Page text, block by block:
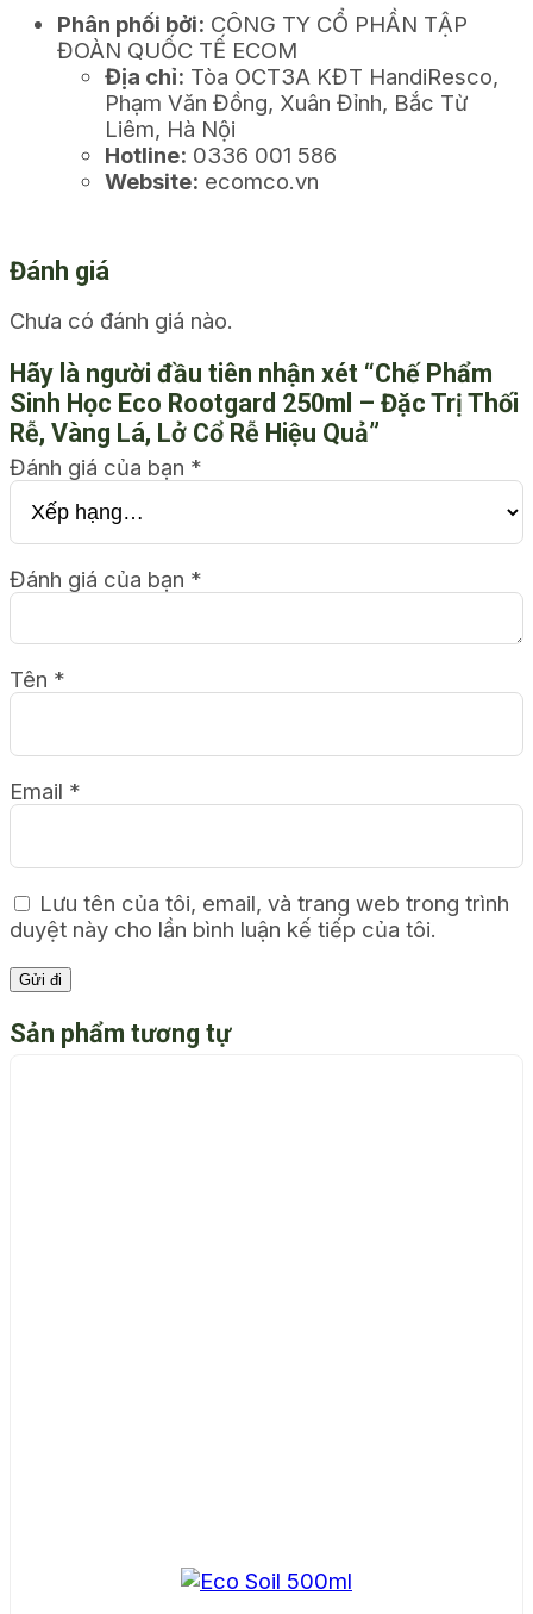
Phân phối bởi: CÔNG TY CỔ PHẦN TẬP
ĐOÀN QUỐC TẾ ECOM
Địa chỉ: Tòa OCT3A KĐT HandiResco,
Phạm Văn Đồng, Xuân Đỉnh, Bắc Từ
Liêm, Hà Nội
Hotline: 0336 001 586
Website: ecomco.vn
Đánh giá
Chưa có đánh giá nào.
Hãy là người đầu tiên nhận xét “Chế Phẩm
Sinh Học Eco Rootgard 250ml – Đặc Trị Thối
Rễ, Vàng Lá, Lở Cổ Rễ Hiệu Quả”
Đánh giá của bạn *
Đánh giá của bạn *
Tên *
Email *
Lưu tên của tôi, email, và trang web trong trình
duyệt này cho lần bình luận kế tiếp của tôi.
Sản phẩm tương tự